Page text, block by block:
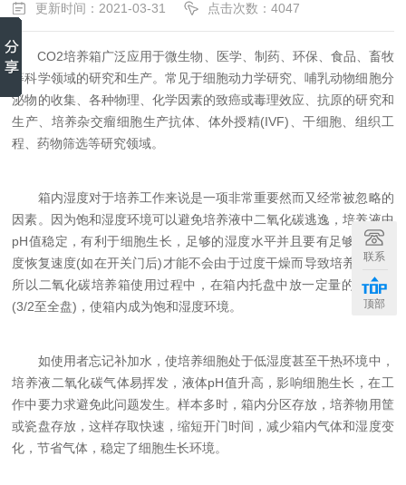
更新时间：2021-03-31 点击次数：4047
CO2培养箱广泛应用于微生物、医学、制药、环保、食品、畜牧
等科学领域的研究和生产。常见于细胞动力学研究、哺乳动物细胞分
泌物的收集、各种物理、化学因素的致癌或毒理效应、抗原的研究和
生产、培养杂交瘤细胞生产抗体、体外授精(IVF)、干细胞、组织工
程、药物筛选等研究领域。
箱内湿度对于培养工作来说是一项非常重要然而又经常被忽略的
因素。因为饱和湿度环境可以避免培养液中二氧化碳逃逸，培养液中
pH值稳定，有利于细胞生长，足够的湿度水平并且要有足够快的湿
度恢复速度(如在开关门后)才能不会由于过度干燥而导致培养失败。
所以二氧化碳培养箱使用过程中，在箱内托盘中放一定量的灭菌水
(3/2至全盘)，使箱内成为饱和湿度环境。
如使用者忘记补加水，使培养细胞处于低湿度甚至干热环境中，
培养液二氧化碳气体易挥发，液体pH值升高，影响细胞生长，在工
作中要力求避免此问题发生。样本多时，箱内分区存放，培养物用筐
或瓷盘存放，这样存取快速，缩短开门时间，减少箱内气体和湿度变
化，节省气体，稳定了细胞生长环境。
联系
顶部